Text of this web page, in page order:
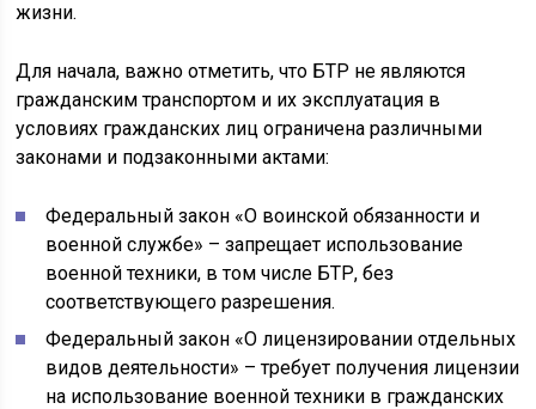
жизни.
Для начала, важно отметить, что БТР не являются
гражданским транспортом и их эксплуатация в
условиях гражданских лиц ограничена различными
законами и подзаконными актами:
Федеральный закон «О воинской обязанности и
военной службе» – запрещает использование
военной техники, в том числе БТР, без
соответствующего разрешения.
Федеральный закон «О лицензировании отдельных
видов деятельности» – требует получения лицензии
на использование военной техники в гражданских